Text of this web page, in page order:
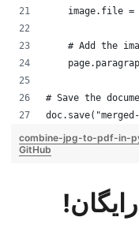
image.file
# Add the
# Save the
combine-jpg-to-pdf-
GitHub